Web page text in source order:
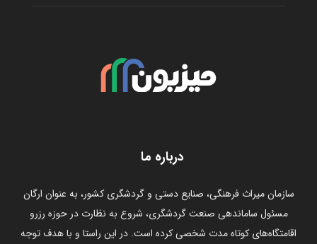
درباره ما
سازمان میراث فرهنگی، صنایع دستی و گردشگری کشور، به عنوان ارگان
مسئول ساماندهی صنعت گردشگری، شروع به نظارت در حوزه رزرو
اقامتگاه‌های کوتاه مدت شخصی کرده است. در این راستا و با هدف توجه